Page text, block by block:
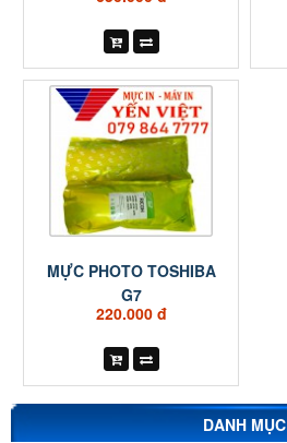
MỰC PHOTO TOSHIBA
G7
220.000 đ
DANH MỤC